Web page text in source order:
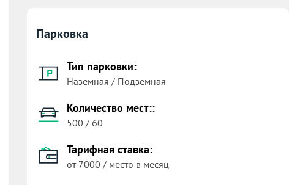
Парковка
Тип парковки:
Наземная / Подземная
Количество мест::
500 / 60
Тарифная ставка:
от 7000 / место в месяц